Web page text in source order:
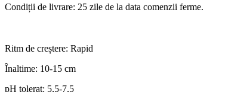
Condiții de livrare: 25 zile de la data comenzii ferme.
Ritm de creștere: Rapid
Înaltime: 10-15 cm
pH tolerat: 5,5-7,5